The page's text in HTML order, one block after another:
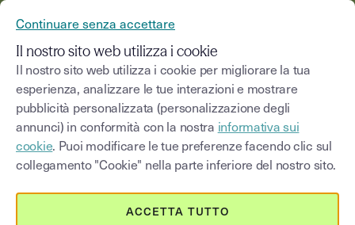
Blog
Seleziona una categoria Saisissez un terme
Continuare senza accettare
Il nostro sito web utilizza i cookie
Il nostro sito web utilizza i cookie per migliorare la tua
esperienza, analizzare le tue interazioni e mostrare
pubblicità personalizzata (personalizzazione degli
annunci) in conformità con la nostra informativa sui
cookie. Puoi modificare le tue preferenze facendo clic sul
collegamento "Cookie" nella parte inferiore del nostro sito.
ACCETTA TUTTO